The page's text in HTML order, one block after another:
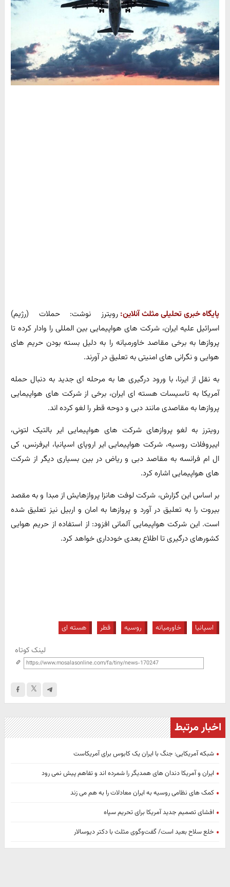
پایگاه خبری تحلیلی مثلث آنلاین: رویترز نوشت: حملات (رژیم)
اسرائیل علیه ایران، شرکت های هواپیمایی بین المللی را وادار کرده تا
پروازها به برخی مقاصد خاورمیانه را به دلیل بسته بودن حریم های
هوایی و نگرانی های امنیتی به تعلیق در آورند.
به نقل از ایرنا، با ورود درگیری ها به مرحله ای جدید به دنبال حمله
آمریکا به تاسیسات هسته ای ایران، برخی از شرکت های هواپیمایی
پروازها به مقاصدی مانند دبی و دوحه قطر را لغو کرده اند.
رویترز به لغو پروازهای شرکت های هواپیمایی ایر بالتیک لتونی،
اییروفلات روسیه، شرکت هواپیمایی ایر اروپای اسپانیا، ایرفرنس، کی
ال ام فرانسه به مقاصد دبی و ریاض در بین بسیاری دیگر از شرکت
های هواپیمایی اشاره کرد.
بر اساس این گزارش، شرکت لوفت هانزا پروازهایش از مبدا و به مقصد
بیروت را به تعلیق در آورد و پروازها به امان و اربیل نیز تعلیق شده
است. این شرکت هواپیمایی آلمانی افزود: از استفاده از حریم هوایی
کشورهای درگیری تا اطلاع بعدی خودداری خواهد کرد.
اسپانیا خاورمیانه روسیه قطر هسته ای
لینک کوتاه
اخبار مرتبط
شبکه آمریکایی: جنگ با ایران یک کابوس برای آمریکاست
ایران و آمریکا دندان های همدیگر را شمرده اند و تفاهم پیش نمی رود
کمک های نظامی روسیه به ایران معادلات را به هم می زند
افشای تصمیم جدید آمریکا برای تحریم سپاه
خلع سلاح بعید است/ گفت‌وگوی مثلث با دکتر دیوسالار